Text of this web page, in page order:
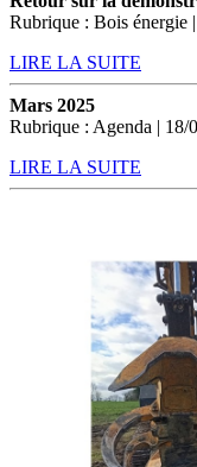
Rubrique : Bois énergie
LIRE LA SUITE
Mars 2025
Rubrique : Agenda | 18/
LIRE LA SUITE